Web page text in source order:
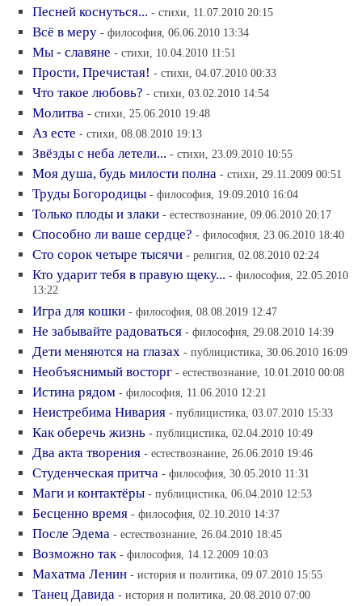
Песней коснуться... - стихи, 11.07.2010 20:15
Всё в меру - философия, 06.06.2010 13:34
Мы - славяне - стихи, 10.04.2010 11:51
Прости, Пречистая! - стихи, 04.07.2010 00:33
Что такое любовь? - стихи, 03.02.2010 14:54
Молитва - стихи, 25.06.2010 19:48
Аз есте - стихи, 08.08.2010 19:13
Звёзды с неба летели... - стихи, 23.09.2010 10:55
Моя душа, будь милости полна - стихи, 29.11.2009 00:51
Труды Богородицы - философия, 19.09.2010 16:04
Только плоды и злаки - естествознание, 09.06.2010 20:17
Способно ли ваше сердце? - философия, 23.06.2010 18:40
Сто сорок четыре тысячи - религия, 02.08.2010 02:24
Кто ударит тебя в правую щеку... - философия, 22.05.2010
13:22
Игра для кошки - философия, 08.08.2019 12:47
Не забывайте радоваться - философия, 29.08.2010 14:39
Дети меняются на глазах - публицистика, 30.06.2010 16:09
Необъяснимый восторг - естествознание, 10.01.2010 00:08
Истина рядом - философия, 11.06.2010 12:21
Неистребима Нивария - публицистика, 03.07.2010 15:33
Как оберечь жизнь - публицистика, 02.04.2010 10:49
Два акта творения - естествознание, 26.06.2010 19:46
Студенческая притча - философия, 30.05.2010 11:31
Маги и контактёры - публицистика, 06.04.2010 12:53
Бесценно время - философия, 02.10.2010 14:37
После Эдема - естествознание, 26.04.2010 18:45
Возможно так - философия, 14.12.2009 10:03
Махатма Ленин - история и политика, 09.07.2010 15:55
Танец Давида - история и политика, 20.08.2010 07:00